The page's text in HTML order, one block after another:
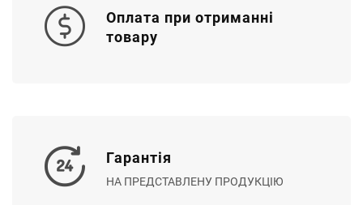
Оплата при отриманні
товару
Гарантія
НА ПРЕДСТАВЛЕНУ ПРОДУКЦІЮ